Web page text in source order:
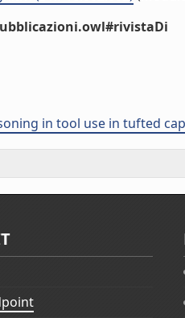
in tool use in tufted